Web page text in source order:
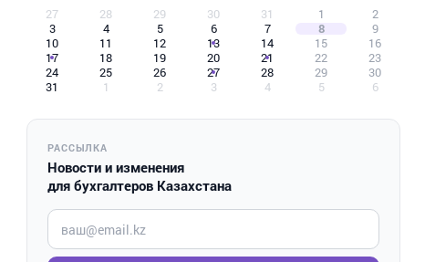
27 28 29 30 31 1
2
3
4 5 6 7 8
9
10
11 12 13 14 15
16
17
18 19 20 21 22
23
24
25 26 27 28 29
30
31
1 2 3 4 5 6
РАССЫЛКА
Новости и изменения
для бухгалтеров Казахстана
Введите ваш e-mail